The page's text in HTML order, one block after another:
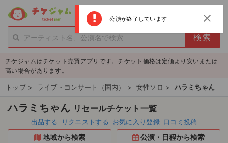
menu
person_add 新規会員登録
チケットを探す
新着チケット
値下げしたチケット
都道府県からチケットを探す
チケジャムはチケット売買アプリです。チケット価格は定価より安いまたは
高い場合があります。
トップ > ライブ・コンサート（国内） > 女性ソロ > ハラミちゃん
公演が終了しています close
ハラミちゃん リセールチケット一覧
出品する リクエストする お気に入り登録 口コミ投稿
地域から検索 公演・日程から検索